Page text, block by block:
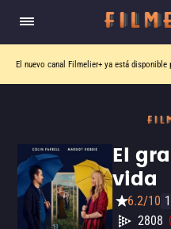
El nuevo canal Filmelier+ ya está disponible
El
vida
6.2/10
2808